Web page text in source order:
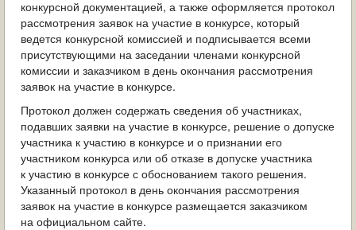
конкурсной документацией, а также оформляется протокол
рассмотрения заявок на участие в конкурсе, который
ведется конкурсной комиссией и подписывается всеми
присутствующими на заседании членами конкурсной
комиссии и заказчиком в день окончания рассмотрения
заявок на участие в конкурсе.
Протокол должен содержать сведения об участниках,
подавших заявки на участие в конкурсе, решение о допуске
участника к участию в конкурсе и о признании его
участником конкурса или об отказе в допуске участника
к участию в конкурсе с обоснованием такого решения.
Указанный протокол в день окончания рассмотрения
заявок на участие в конкурсе размещается заказчиком
на официальном сайте.